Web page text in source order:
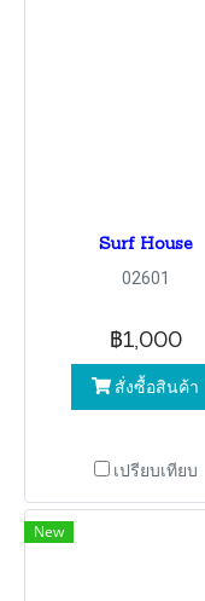
Surf House
02601
฿1,000
สั่งซื้อสินค้า
เปรียบเทียบ
New